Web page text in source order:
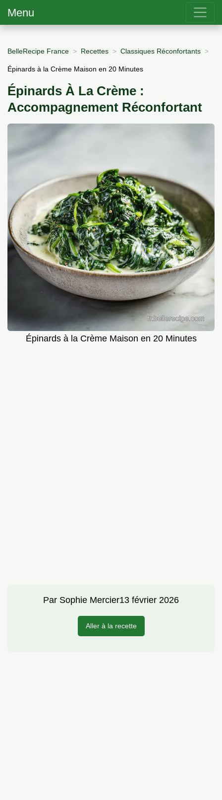
Menu
BelleRecipe France Recettes Classiques Réconfortants
Épinards à la Crème Maison en 20 Minutes
Épinards À La Crème :
Accompagnement Réconfortant
Épinards à la Crème Maison en 20 Minutes
Par Sophie Mercier13 février 2026
Aller à la recette